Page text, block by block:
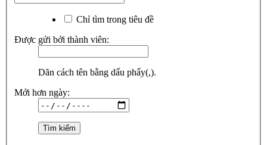
Chỉ tìm trong tiêu đề
Được gửi bởi thành viên:
Dãn cách tên bằng dấu phẩy(,).
Mới hơn ngày: